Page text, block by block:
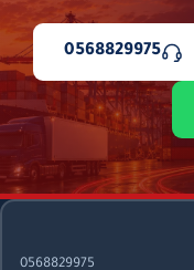
0568829975
0568829975